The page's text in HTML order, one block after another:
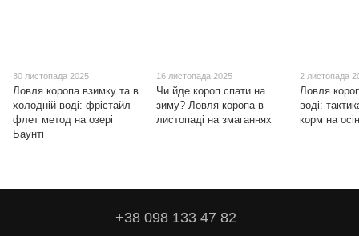
30 листопада 2025
Ловля коропа взимку та в
холодній воді: фрістайл
флет метод на озері
Баунті
16 листопада 2025
Чи йде короп спати на
зиму? Ловля коропа в
листопаді на змаганнях
2 листопада
Ловля
воді:
корм на
+38 098 133 47 82